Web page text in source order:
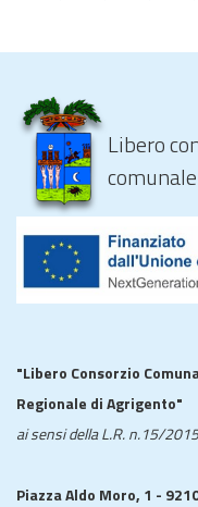
Libero
"Libero Consorzio
Regionale di Agrigento"
ai sensi della L.R. n.15/2015
Piazza Aldo Moro, 1 -